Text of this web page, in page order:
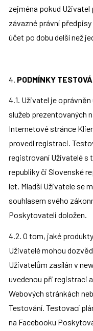
zejména pokud Uživatel
závazné právní
účet po dobu delší než
4. PODMÍNKY
4.1. Uživatel je
služeb prezentovaných
Internetové stránce
provedl registraci.
registrovaní Uživatelé s
republiky či Slovenské
let. Mladší Uživatele se
souhlasem svého
Poskytovateli doložen.
4.2. O tom, jaké
Uživatelé mohou
Uživatelům zasílán v
uvedenou při registraci
Webových stránkách
Testování. Testovací
na Facebooku